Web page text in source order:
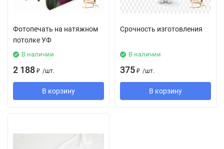
Фотопечать на натяжном
потолке УФ
В наличии
2 188 ₽ /шт.
В корзину
Срочность изготовления
В наличии
375 ₽ /шт.
В корзину